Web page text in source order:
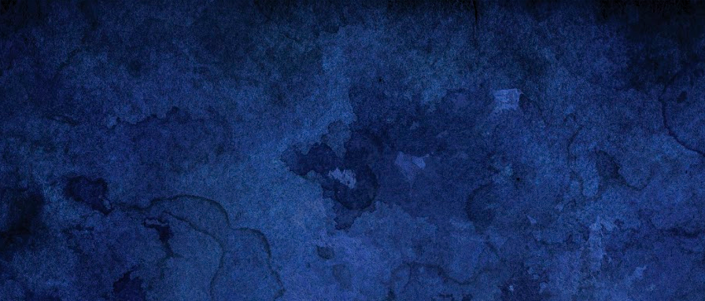
0 Kommentar hinzufügen
DEC
28
Raspberry Pi - Schwarzen Bildschirm deaktivieren
Hallo!
Raspberry Pi, wenn es direkt in die grafische Oberfläche bootet, schaltet nach kurzer
“schwarz”, wenn man die Maus nicht bewegt oder keine Eingabe mit der Tastatur macht.
immer ein haben möchte, dann muss man das einstellen.
Diese Forenbeiträge haben mir geholfen, die Lösung zu finden:http://
f=66&t=18200
Rasadmin hat die Lösung gepostet:
sudo nano /etc/lightdm/lightdm.conf